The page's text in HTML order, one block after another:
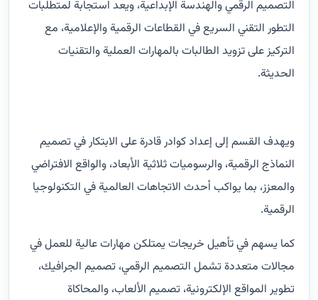
التصميم الرقمي والهندسة الإبداعية، ويعد استجابة لمتطلبات
التطور التقني السريع في القطاعات الرقمية والإعلامية، مع
التركيز على تزويد الطالبات بالمهارات العملية والتقنيات
الحديثة.
ويهدف القسم إلى إعداد كوادر قادرة على الابتكار في تصميم
النماذج الرقمية، والرسوميات ثلاثية الأبعاد، والواقع الافتراضي
والمعزز، بما يواكب أحدث الاتجاهات العالمية في التكنولوجيا
الرقمية.
كما يسهم في تأهيل خريجات يمتلكن مهارات عالية للعمل في
مجالات متعددة تشمل التصميم الرقمي، تصميم الجرافيك،
تطوير المواقع الإلكترونية، تصميم الألعاب، والمحاكاة